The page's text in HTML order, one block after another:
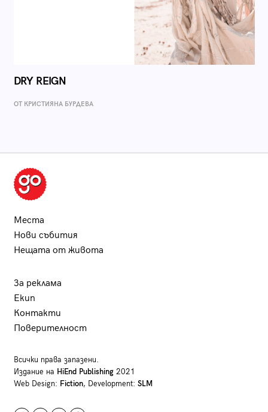
DRY REIGN
ОТ КРИСТИЯНА БУРДЕВА
Места
Нови събития
Нещата от живота
За реклама
Екип
Контакти
Поверителност
Всички права запазени.
Издание на HiEnd Publishing2021
Web Design: Fiction, Development: SLM